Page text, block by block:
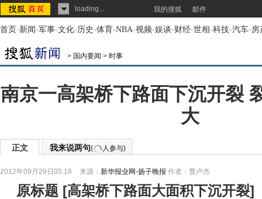
loading... 我的搜狐 邮件
首页-新闻-军事-文化-历史-体育-NBA-视频-娱谈-财经-世相-科技-汽车-房
> 国内要闻 > 时事
南京一高架桥下路面下沉开裂
大
正文 我来说两句( 人参与)
2012年09月29日05:18 来源： 新华报业网-扬子晚报 作者：曹卢杰
原标题 [高架桥下路面大面积下沉开裂]